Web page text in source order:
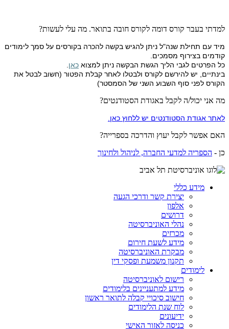
למדתי בעבר קורס דומה לקורס חובה בתואר. מה עלי לעשות?
מיד עם תחילת שנה"ל ניתן להגיש בקשה להכרה בקורסים על סמך לימודים
קודמים בצירוף מסמכים.
כל הפרטים לגבי הליך הגשת הבקשה ניתן למצוא כאן
בינתיים, יש להירשם לקורס ולבטלו לאחר קבלת הפטור (חשוב לבטל את
הקורס לפני סוף השבוע השני של הסמסטר)
מה אני יכול/ה לקבל באגודת הסטודנטים?
לאתר אגודת הסטודנטים יש ללחוץ כאן.
האם אפשר לקבל יעוץ והדרכה בספרייה?
כן - הספריה למדעי החברה, לניהול ולחינוך
מידע כללי
יצירת קשר ודרכי הגעה
אלפון
דרושים
נהלי האוניברסיטה
מכרזים
מידע לשעת חירום
מבקרת האוניברסיטה
תקנון משמעת ופסקי דין
לימודים
רישום לאוניברסיטה
מידע למתעניינים בלימודים
חישוב סיכויי קבלה לתואר ראשון
לוח שנת הלימודים
ידיעונים
כניסה לאזור האישי